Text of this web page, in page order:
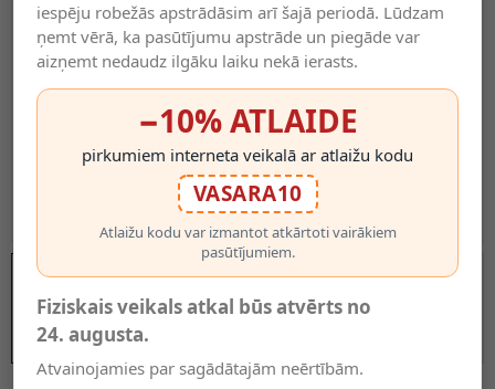
iespēju robežās apstrādāsim arī šajā periodā. Lūdzam
ņemt vērā, ka pasūtījumu apstrāde un piegāde var
aizņemt nedaudz ilgāku laiku nekā ierasts.
−10% ATLAIDE
pirkumiem interneta veikalā ar atlaižu kodu
VASARA10
Atlaižu kodu var izmantot atkārtoti vairākiem
pasūtījumiem.
Fiziskais veikals atkal būs atvērts no
24. augusta.
Atvainojamies par sagādātajām neērtībām.